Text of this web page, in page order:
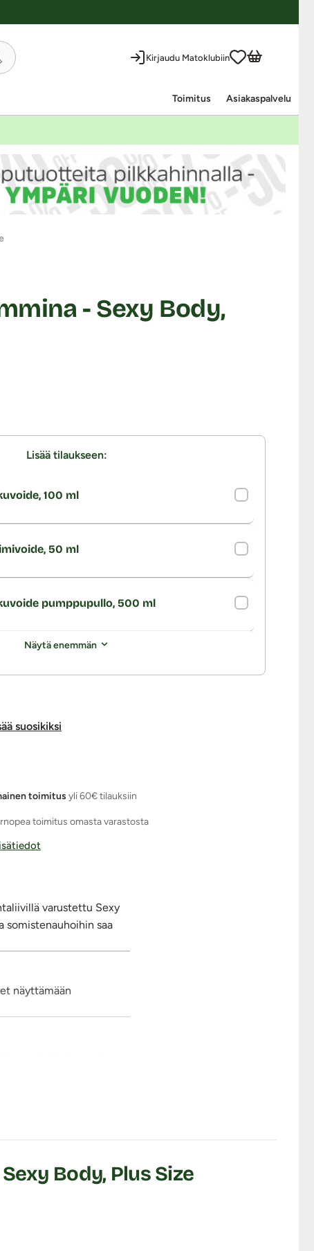
Kirjaudu Matoklubiin
Toimitus Asiakaspalvelu
- Sexy Body,
Lisää tilaukseen:
100 ml
50 ml
pumppupullo, 500 ml
Näytä enemmän
suosikiksi
toimitus yli 60€ tilauksiin
toimitus omasta varastosta
varustettu Sexy
somistenauhoihin saa
näyttämään
pitsi, jatkuen
selkäpuolella mustat
nopeasti.
Body, Plus Size